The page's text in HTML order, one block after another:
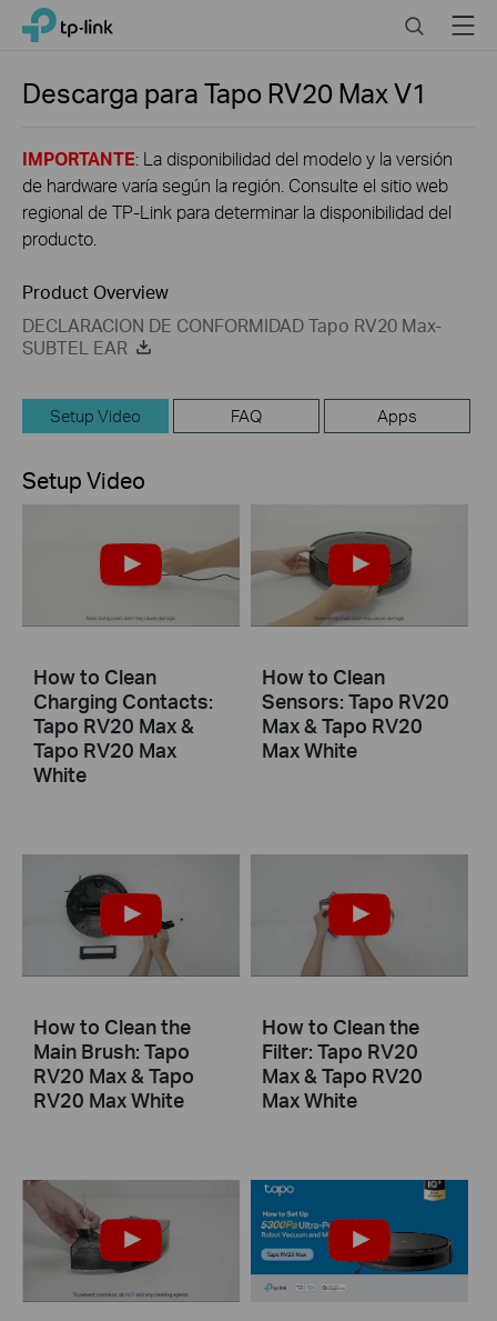
Click
navigation
TP-Link, Reliably Smart SearchMenu
Descarga paraTapo RV20 MaxV1
IMPORTANTE: La disponibilidad del modelo y la versión
de hardware varía según la región. Consulte el sitio web
regional de TP-Link para determinar la disponibilidad del
producto.
Product Overview
DECLARACION DE CONFORMIDAD Tapo RV20 Max-
SUBTEL EAR
Setup Video FAQ Apps
Setup Video
How to Clean
Charging Contacts:
Tapo RV20 Max &
Tapo RV20 Max
White
How to Clean
Sensors: Tapo RV20
Max & Tapo RV20
Max White
How to Clean the
Main Brush: Tapo
RV20 Max & Tapo
RV20 Max White
How to Clean the
Filter: Tapo RV20
Max & Tapo RV20
Max White